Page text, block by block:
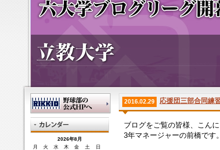
2016.02.29 応援団三部合同練
ブログをご覧の皆様、こん
3年マネージャーの前橋です
2026年8月
月
火 水 木 金 土
日